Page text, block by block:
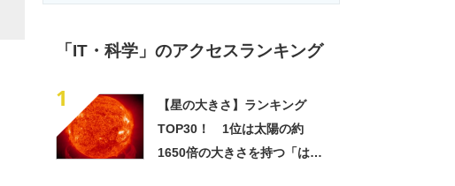
「IT・科学」のアクセスランキング
1
【星の大きさ】ランキング
TOP30！ 1位は太陽の約
1650倍の大きさを持つ「はく